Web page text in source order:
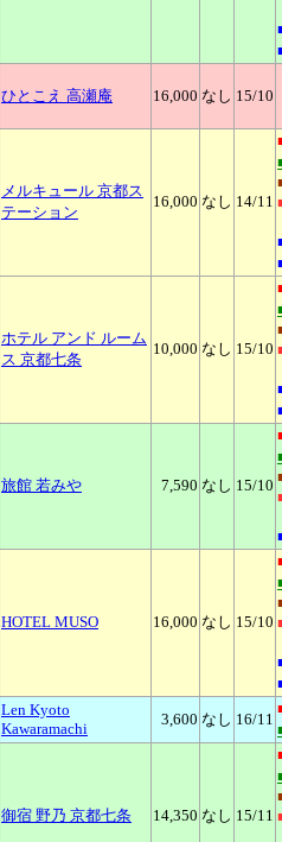
ひとこえ 高瀬庵 16,000 なし 15/10
メルキュール 京都ス
テーション
16,000 なし 14/11
ホテル アンド ルーム
ス 京都七条
10,000 なし 15/10
旅館 若みや 7,590 なし 15/10
HOTEL MUSO 16,000 なし 15/10
Len Kyoto
Kawaramachi
3,600 なし 16/11
御宿 野乃 京都七条 14,350 なし 15/11